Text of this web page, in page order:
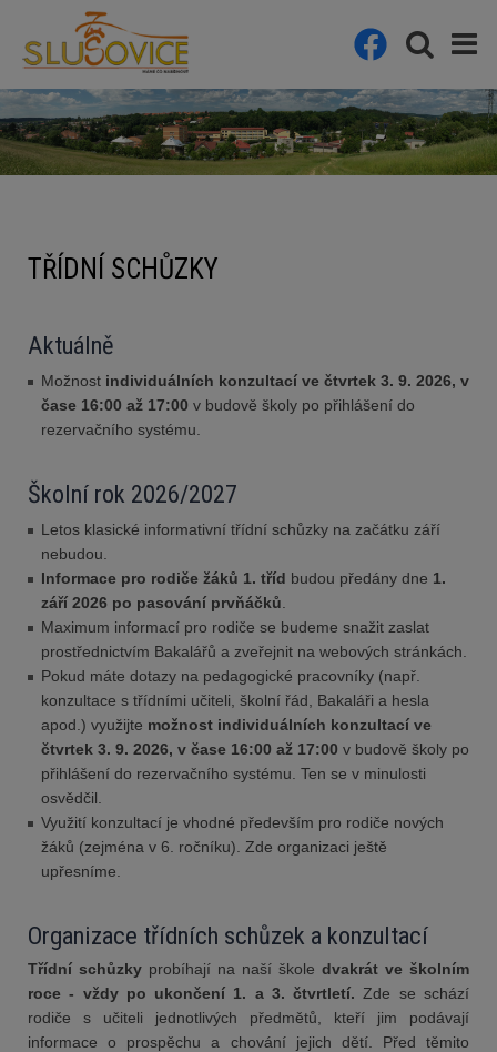
TŘÍDNÍ SCHŮZKY
Aktuálně
Možnost individuálních konzultací ve čtvrtek 3. 9. 2026, v
čase 16:00 až 17:00 v budově školy po přihlášení do
rezervačního systému.
Školní rok 2026/2027
Letos klasické informativní třídní schůzky na začátku září
nebudou.
Informace pro rodiče žáků 1. tříd budou předány dne 1.
září 2026 po pasování prvňáčků
Maximum informací pro rodiče se budeme snažit zaslat
prostřednictvím Bakalářů a zveřejnit na webových stránkách.
Pokud máte dotazy na pedagogické pracovníky (např.
konzultace s třídními učiteli, školní řád, Bakaláři a hesla
apod.) využijte možnost individuálních konzultací ve
čtvrtek 3. 9. 2026, v čase 16:00 až 17:00 v budově školy po
přihlášení do rezervačního systému. Ten se v minulosti
osvědčil.
Využití konzultací je vhodné především pro rodiče nových
žáků (zejména v 6. ročníku). Zde organizaci ještě
upřesníme.
Organizace třídních schůzek a konzultací
Třídní schůzky probíhají na naší škole dvakrát ve školním
roce - vždy po ukončení 1. a 3. čtvrtletí. Zde se schází
rodiče s učiteli jednotlivých předmětů, kteří jim podávají
informace o prospěchu a chování jejich dětí. Před těmito